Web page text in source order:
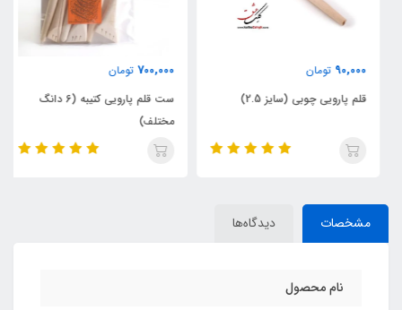
90,000 تومان
قلم پارویی چوبی (سایز 2.5)
700,000 تومان
ست قلم پارویی کتیبه (6 دانگ
مختلف)
مشخصات دیدگاه‌ها
نام محصول